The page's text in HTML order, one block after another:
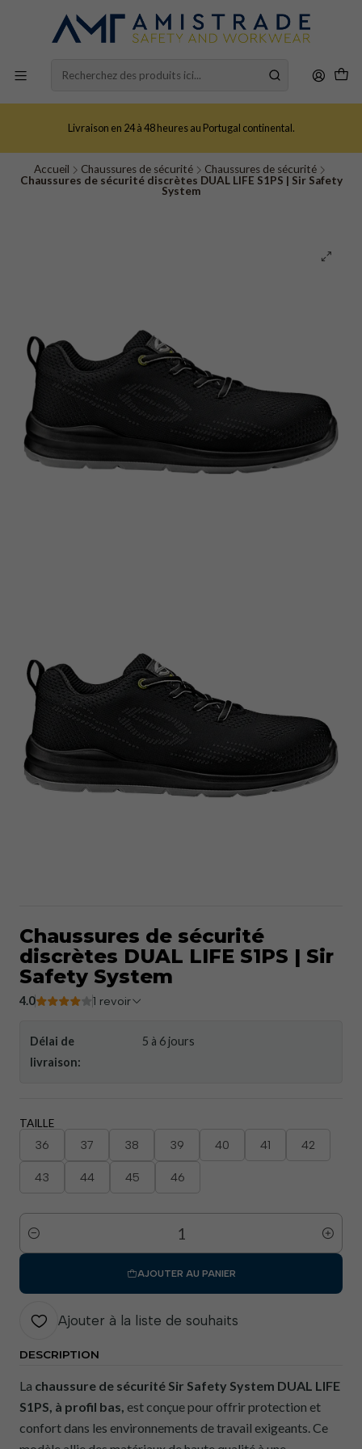
Livraison en 24 à 48 heures au Portugal continental.
Accueil Chaussures de sécurité
Chaussures de sécurité
Chaussures de sécurité discrètes DUAL LIFE S1PS | Sir Safety
System
Chaussures de sécurité
discrètes DUAL LIFE S1PS | Sir
Safety System
4.0 1 revoir
Délai de
livraison:
5 à 6 jours
TAILLE
36 37 38 39 40 41 42
43 44 45 46
Quantité
AJOUTER AU PANIER
Ajouter à la liste de souhaits
DESCRIPTION
La chaussure de sécurité Sir Safety System DUAL LIFE
S1PS, à profil bas, est conçue pour offrir protection et
confort dans les environnements de travail exigeants. Ce